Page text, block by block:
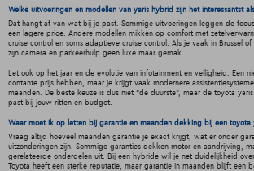
Welke uitvoeringen en modellen van yaris hybrid zijn het interessantst
Dat hangt af van wat bij je past. Sommige uitvoeringen leggen de
een lagere price. Andere modellen mikken op comfort met
cruise control en soms adaptieve cruise control. Als je vaak in Brussel
zijn camera en parkeerhulp geen luxe maar gemak.
Let ook op het jaar en de evolutie van infotainment en veiligheid. Een
contante prijs hebben, maar je krijgt vaak modernere
maanden. De beste keuze is dus niet “de duurste”, maar de toyota
past bij jouw ritten en budget.
Waar moet ik op letten bij garantie en maanden dekking bij een toyota
Vraag altijd hoeveel maanden garantie je exact krijgt, wat er onder
uitzonderingen zijn. Sommige garanties dekken motor en aandrijving,
gerelateerde onderdelen uit. Bij een hybride wil je net duidelijkheid
Toyota heeft een sterke reputatie, maar garantie in maanden blijft een